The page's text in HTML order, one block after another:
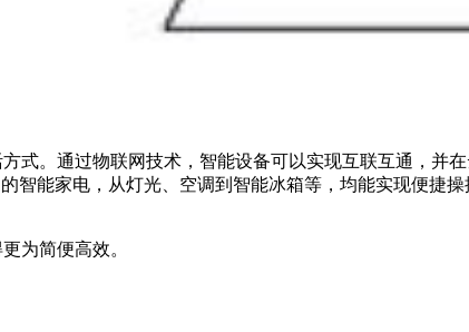
式。通过物联网技术，智能设备可以实现互联互通，并
能家电，从灯光、空调到智能冰箱等，均能实现便捷
为简便高效。